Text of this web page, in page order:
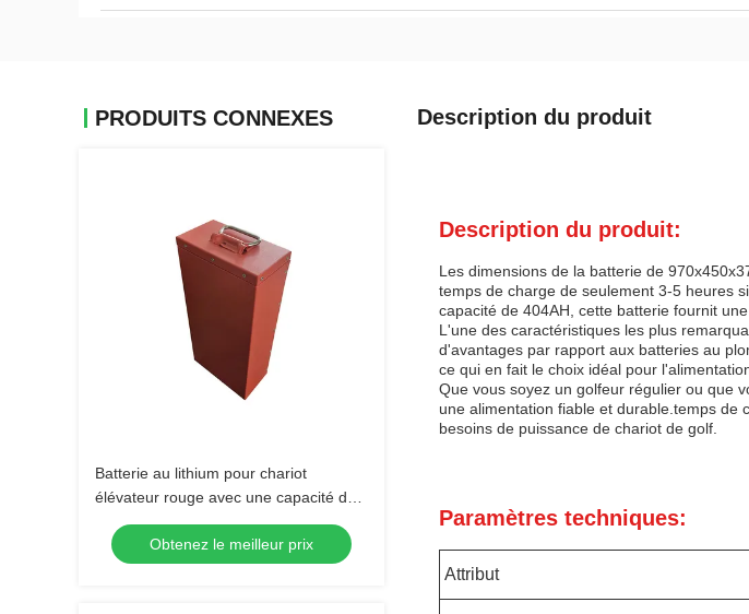
PRODUITS CONNEXES
Batterie au lithium pour chariot
élévateur rouge avec une capacité de
60Ah pour des applications lourdes
Obtenez le meilleur prix
Description du produit
Description du produit:
Les dimensions de la batterie de
temps de charge de seulement 3-5 heures
capacité de 404AH, cette batterie fournit
L'une des caractéristiques les plus
d'avantages par rapport aux batteries au
ce qui en fait le choix idéal pour
Que vous soyez un golfeur régulier ou que
une alimentation fiable et durable.temps
besoins de puissance de chariot de golf.
Paramètres techniques:
Attribut